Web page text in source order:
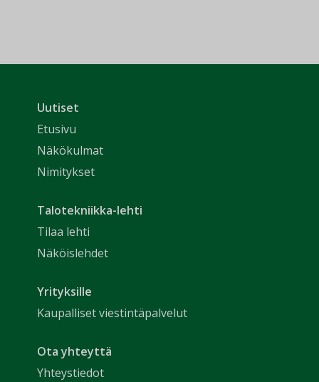
Uutiset
Etusivu
Näkökulmat
Nimitykset
Talotekniikka-lehti
Tilaa lehti
Näköislehdet
Yrityksille
Kaupalliset viestintäpalvelut
Ota yhteyttä
Yhteystiedot